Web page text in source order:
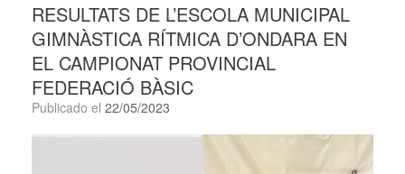
RESULTATS DE L’ESCOLA MUNICIPAL
GIMNÀSTICA RÍTMICA D’ONDARA EN
EL CAMPIONAT PROVINCIAL
FEDERACIÓ BÀSIC
Publicado el 22/05/2023